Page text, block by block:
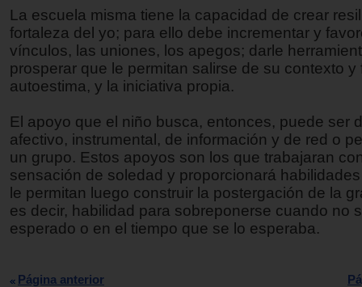
La escuela misma tiene la capacidad de crear
fortaleza del yo; para ello debe incrementar y
vínculos, las uniones, los apegos; darle
prosperar que le permitan salirse de su contexto y
autoestima, y la iniciativa propia.
El apoyo que el niño busca, entonces, puede ser
afectivo, instrumental, de información y de red o
un grupo. Estos apoyos son los que trabajaran
sensación de soledad y proporcionará
le permitan luego construir la postergación de la
es decir, habilidad para sobreponerse cuando no
esperado o en el tiempo que se lo esperaba.
Página anterior